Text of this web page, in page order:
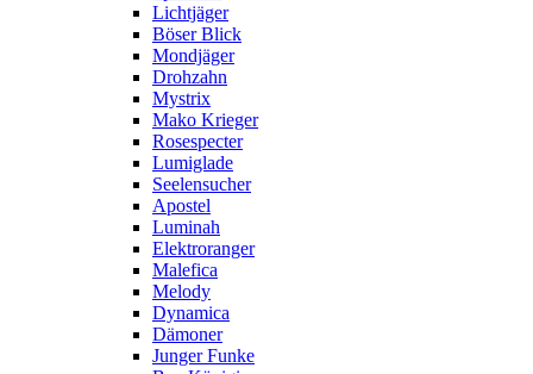
Lichtjäger
Böser Blick
Mondjäger
Drohzahn
Mystrix
Mako Krieger
Rosespecter
Lumiglade
Seelensucher
Apostel
Luminah
Elektroranger
Malefica
Melody
Dynamica
Dämoner
Junger Funke